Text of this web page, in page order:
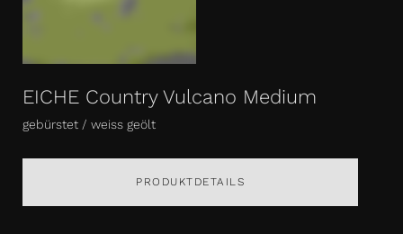
EICHE Country Vulcano Medium
gebürstet / weiss geölt
PRODUKTDETAILS